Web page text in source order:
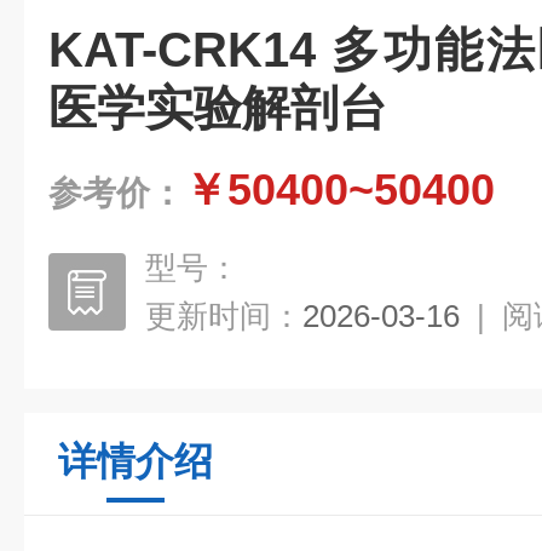
KAT-CRK14 多功能
医学实验解剖台
参考价： ￥50400~50400
型号：
更新时间： 2026-03-16 | 阅
详情介绍